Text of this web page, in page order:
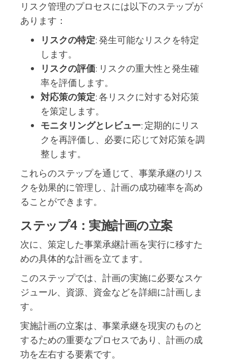
リスク管理のプロセスには以下のステップが
あります：
リスクの特定: 発生可能なリスクを特定
します。
リスクの評価: リスクの重大性と発生確
率を評価します。
対応策の策定: 各リスクに対する対応策
を策定します。
モニタリングとレビュー: 定期的にリス
クを再評価し、必要に応じて対応策を調
整します。
これらのステップを通じて、事業承継のリス
クを効果的に管理し、計画の成功確率を高め
ることができます。
ステップ4：実施計画の立案
次に、策定した事業承継計画を実行に移すた
めの具体的な計画を立てます。
このステップでは、計画の実施に必要なスケ
ジュール、資源、資金などを詳細に計画しま
す。
実施計画の立案は、事業承継を現実のものと
するための重要なプロセスであり、計画の成
功を左右する要素です。